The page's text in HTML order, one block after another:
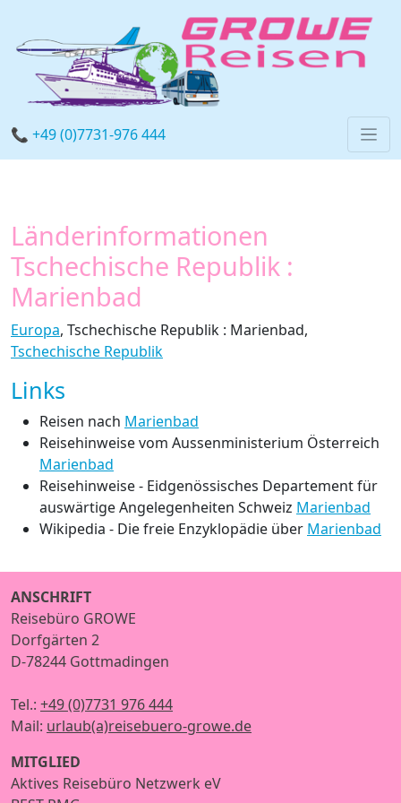
📞 +49 (0)7731-976 444
Länderinformationen
Tschechische Republik :
Marienbad
Europa, Tschechische Republik : Marienbad,
Tschechische Republik
Links
Reisen nach Marienbad
Reisehinweise vom Aussenministerium Österreich
Marienbad
Reisehinweise - Eidgenössisches Departement für
auswärtige Angelegenheiten Schweiz Marienbad
Wikipedia - Die freie Enzyklopädie über Marienbad
ANSCHRIFT
Reisebüro GROWE
Dorfgärten 2
D-78244 Gottmadingen
Tel.: +49 (0)7731 976 444
Mail: urlaub(a)reisebuero-growe.de
MITGLIED
Aktives Reisebüro Netzwerk eV